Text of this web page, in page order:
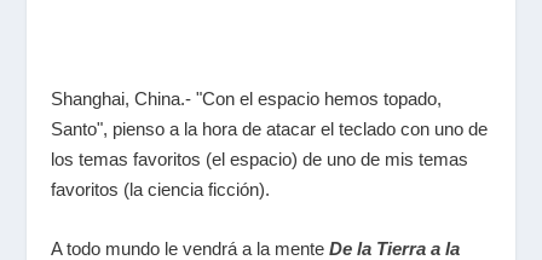
Shanghai, China.- "Con el espacio hemos topado,
Santo", pienso a la hora de atacar el teclado con uno de
los temas favoritos (el espacio) de uno de mis temas
favoritos (la ciencia ficción).
A todo mundo le vendrá a la menteDe la Tierra a la